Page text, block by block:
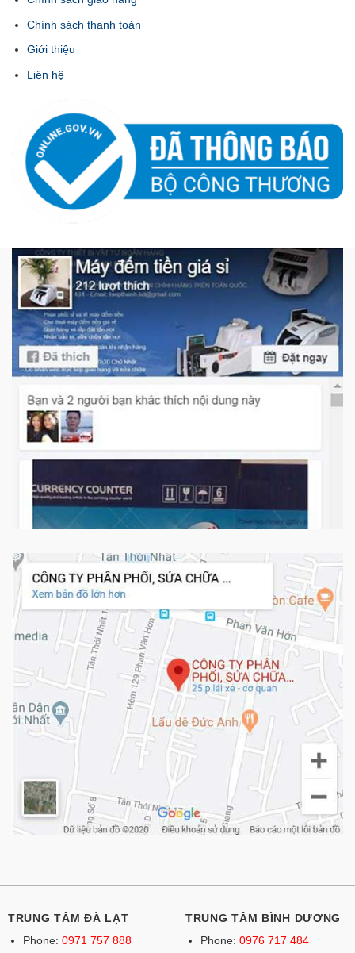
Chính sách thanh toán
Giới thiệu
Liên hệ
TRUNG TÂM ĐÀ LẠT
Phone: 0971 757 888
TRUNG TÂM BÌNH DƯƠNG
Phone: 0976 717 484